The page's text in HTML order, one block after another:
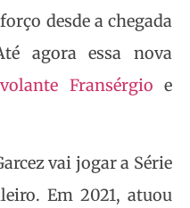
desde a chegada
agora essa nova
volante Fransérgioe
vai jogar a Série
Em 2021, atuou